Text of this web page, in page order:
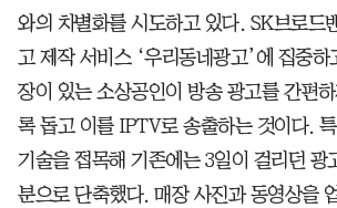
와의 차별화를 시도하고 있다. SK브로드
고 제작 서비스 ‘우리동네광고’에 집중하
장이 있는 소상공인이 방송 광고를 간편
록 돕고 이를 IPTV로 송출하는 것이다.
기술을 접목해 기존에는 3일이 걸리던 광
분으로 단축했다. 매장 사진과 동영상을